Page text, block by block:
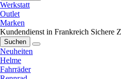
Werkstatt
Outlet
Marken
Kundendienst in Frankreich Sichere
Suchen
Neuheiten
Helme
Fahrräder